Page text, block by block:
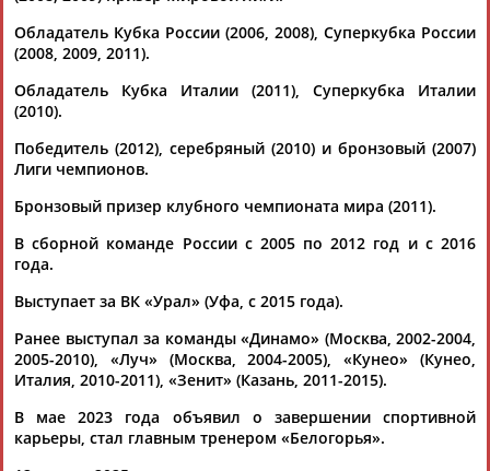
С-П "Зенит" уступил "Кузбассу" и сыграет за третье место с
"Факелом"
АлександраКлимкина сыграют за бронзовые медали с...
...3:1 (19:25, 17:25, 25:23, 23:25) З: Сивожелез (5),
(Проект:Информационное агентство СТАДИОН )
26.04.2019
Александр Волков: Выиграть в один год и Лигу наций, и
...чемпионате мира, считает олимпийский чемпион Лондона
Александр
питерского... ...и мы будем диву даваться? — А как насчёт
Александра Волкова? — Я готов. Говорил, что мечтаю
поехать на...
(Проект:Информационное агентство СТАДИОН)
07.10.2018
волейболистов без медалей ЧМ
...подведены в октябре-ноябре. Генеральный секретарь ВФВ
АлександрЯременко заметил, что команде помешали
Обладатель Кубка России (2006, 2008), Суперкубка России
(2008, 2009, 2011).
Обладатель Кубка Италии (2011), Суперкубка Италии
(2010).
Победитель (2012), серебряный (2010) и бронзовый (2007)
Лиги чемпионов.
Бронзовый призер клубного чемпионата мира (2011).
В сборной команде России с 2005 по 2012 год и с 2016
года.
Выступает за ВК «Урал» (Уфа, с 2015 года).
Ранее выступал за команды «Динамо» (Москва, 2002-2004,
2005-2010), «Луч» (Москва, 2004-2005), «Кунео» (Кунео,
Италия, 2010-2011), «Зенит» (Казань, 2011-2015).
В мае 2023 года объявил о завершении спортивной
карьеры, стал главным тренером «Белогорья».